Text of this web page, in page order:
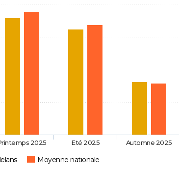
Moyenne nationale
2025 Eté 2025 Automne 2025